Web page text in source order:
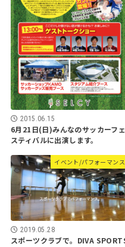
2015.06.15
6月21日(日)みんなのサッカーフェ
スティバルに出演します。
イベント/パフォーマンス
2019.05.28
スポーツクラブで。DIVA